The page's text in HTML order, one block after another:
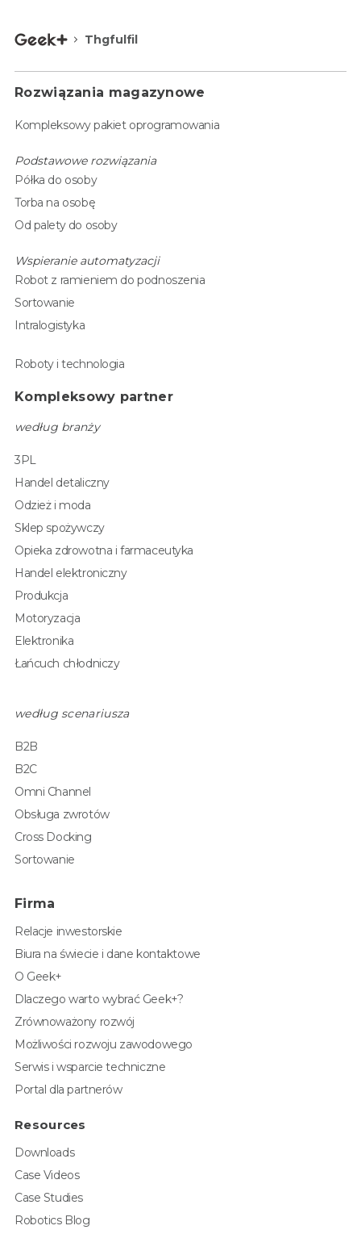
Thgfulfil
Rozwiązania magazynowe
Kompleksowy pakiet oprogramowania
Podstawowe rozwiązania
Półka do osoby
Torba na osobę
Od palety do osoby
Wspieranie automatyzacji
Robot z ramieniem do podnoszenia
Sortowanie
Intralogistyka
Roboty i technologia
Kompleksowy partner
według branży
3PL
Handel detaliczny
Odzież i moda
Sklep spożywczy
Opieka zdrowotna i farmaceutyka
Handel elektroniczny
Produkcja
Motoryzacja
Elektronika
Łańcuch chłodniczy
według scenariusza
B2B
B2C
Omni Channel
Obsługa zwrotów
Cross Docking
Sortowanie
Firma
Relacje inwestorskie
Biura na świecie i dane kontaktowe
O Geek+
Dlaczego warto wybrać Geek+?
Zrównoważony rozwój
Możliwości rozwoju zawodowego
Serwis i wsparcie techniczne
Portal dla partnerów
Resources
Downloads
Case Videos
Case Studies
Robotics Blog